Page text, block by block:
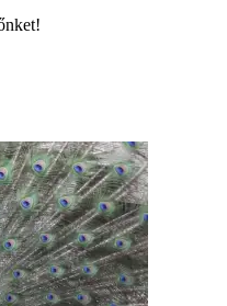
a Szarvasi Arborétum Sza